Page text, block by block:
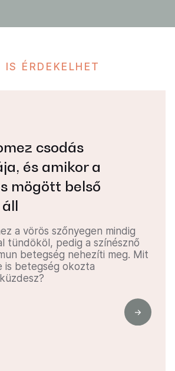
IS ÉRDEKELHET
csodás
és amikor a
mögött belső
a vörös szőnyegen mindig
tündököl, pedig a színésznő
betegség nehezíti meg. Mit
is betegség okozta